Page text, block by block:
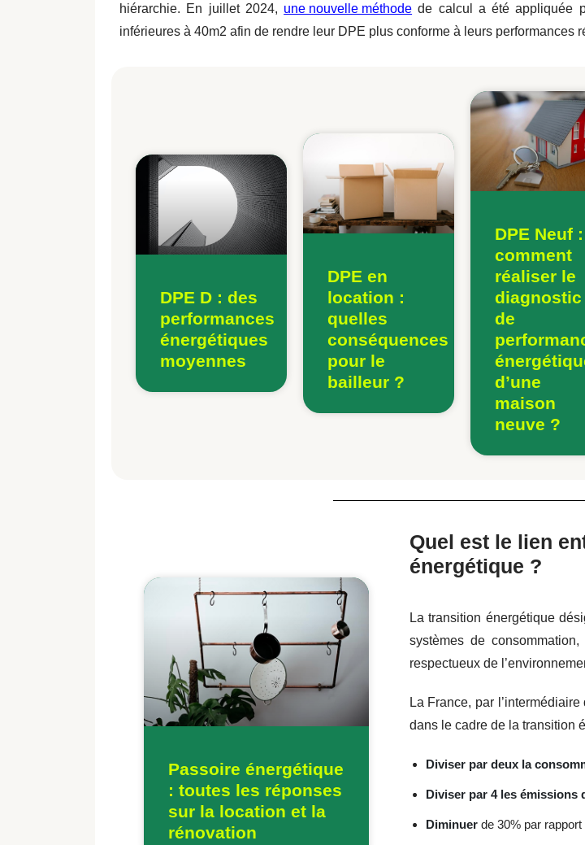
hiérarchie. En juillet 2024, une nouvelle méthode de calcul a été appliquée
inférieures à 40m2 afin de rendre leur DPE plus conforme à leurs performances
DPE D : des
performances
énergétiques
moyennes
DPE en
location :
quelles
conséquences
pour le
bailleur ?
DPE Neuf :
comment
réaliser le
diagnostic
de
d’une
maison
neuve ?
Passoire énergétique
: toutes les réponses
sur la location et la
rénovation
Quel est le lien
énergétique ?
La transition énergétique
systèmes de
respectueux de
La France, par
dans le cadre de la transition
Diviser par deux la
Diviser par 4 les émissions
Diminuerde 30% par rapport